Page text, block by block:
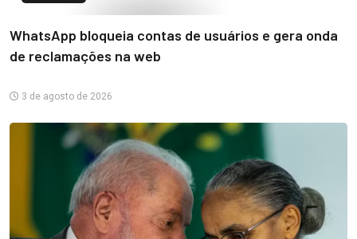
WhatsApp bloqueia contas de usuários e gera onda
de reclamações na web
3 de agosto de 2026